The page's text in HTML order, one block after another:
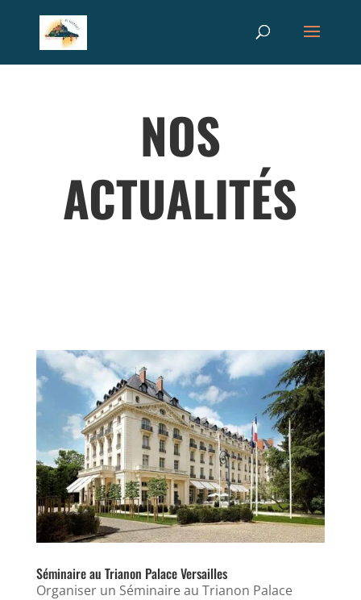
NOS
ACTUALITÉS
Séminaire au Trianon Palace Versailles
Organiser un Séminaire au Trianon Palace